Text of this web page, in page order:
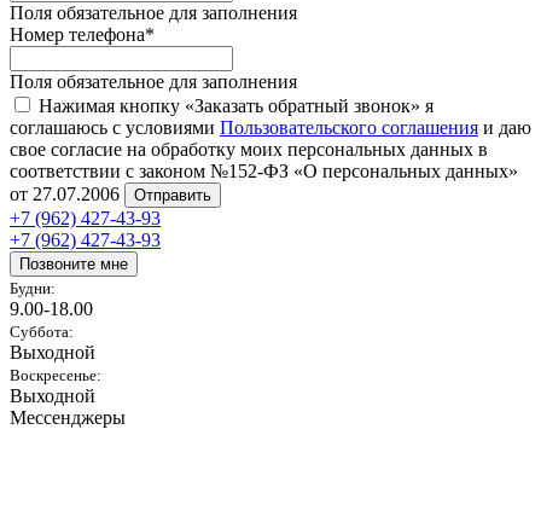
Поля обязательное для заполнения
Номер телефона*
Поля обязательное для заполнения
Нажимая кнопку «Заказать обратный звонок» я
соглашаюсь с условиями Пользовательского соглашения и даю
свое согласие на обработку моих персональных данных в
соответствии с законом №152-ФЗ «О персональных данных»
от 27.07.2006
Отправить
+7 (962) 427-43-93
+7 (962) 427-43-93
Позвоните мне
Будни:
9.00-18.00
Суббота:
Выходной
Воскресенье:
Выходной
Мессенджеры